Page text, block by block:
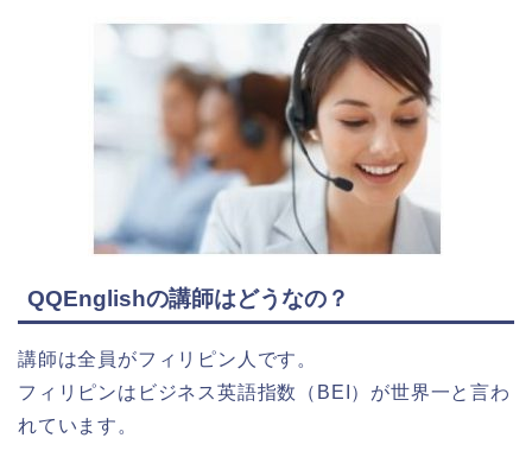
QQEnglishの講師はどうなの？
講師は全員がフィリピン人です。
フィリピンはビジネス英語指数（BEI）が世界一と言わ
れています。